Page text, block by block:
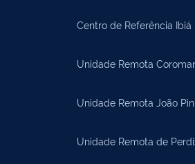
Centro de Referência Ibiá
Unidade Remota
Unidade Remota João
Unidade Remota de